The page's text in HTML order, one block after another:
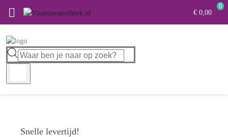
 € 0,00
0
Snelle levertijd!